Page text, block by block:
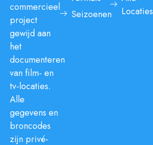
commercieel
project
gewijd aan
het
documenteren
van film- en
tv-locaties.
Alle
gegevens en
broncodes
zijn privé-
Seizoenen
Locaties